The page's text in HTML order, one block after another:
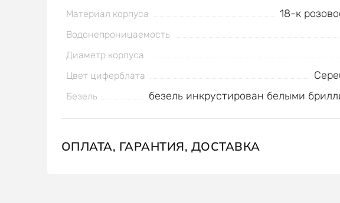
Материал корпуса 18-к
Водонепроницаемость
Диаметр корпуса
Цвет циферблата
Безель безель инкрустирован белыми
ОПЛАТА, ГАРАНТИЯ, ДОСТАВКА